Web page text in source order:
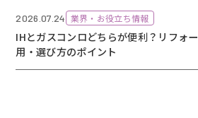
2026.07.24 業界・お役立ち情報
IHとガスコンロどちらが便利？リフォ
用・選び方のポイント